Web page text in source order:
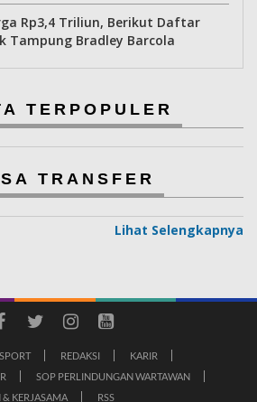
Rp3,4 Triliun, Berikut Daftar
Tampung Bradley Barcola
TERPOPULER
TRANSFER
Lihat Selengkapnya
REDAKSI
KARIR
SOP PERLINDUNGAN WARTAWAN
& KERJASAMA
RSS